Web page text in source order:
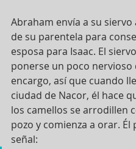
Abraham envía a su siervo
de su parentela para
esposa para Isaac. El
ponerse un poco nervioso
encargo, así que cuando
ciudad de Nacor, él hace
los camellos se arrodillen
pozo y comienza a orar. Él
señal: